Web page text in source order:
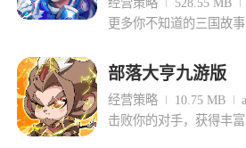
更多你不知道的三国故
部落大亨九游版
经营策略 10.75 MB
击败你的对手，获得丰富